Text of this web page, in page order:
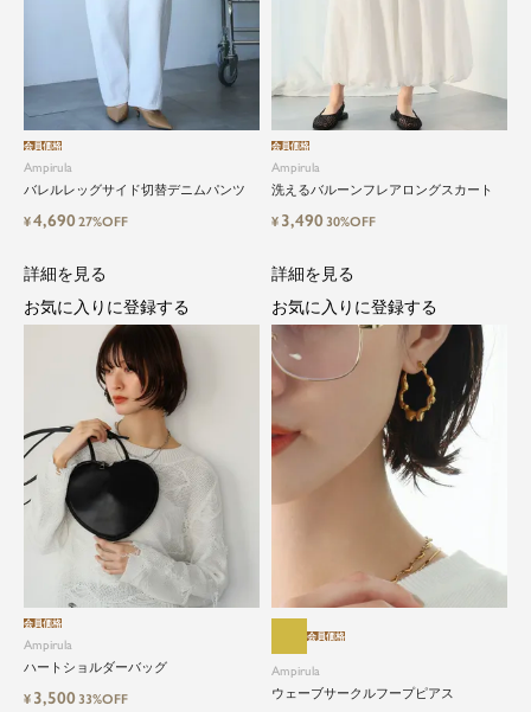
Ampirula
バレルレッグサイド切替デニムパンツ
会員価格
¥4,69027%OFF
Ampirula
洗えるバルーンフレアロングスカート
会員価格
¥ 3,49030%OFF
Ampirula
ハートショルダーバッグ
会員価格
¥ 3,50033%OFF
詳細を見る
お気に入りに登録する
Ampirula
ウェーブサークルフープピアス
会員価格
詳細を見る
お気に入りに登録する